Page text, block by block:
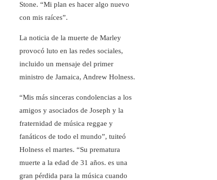
Stone. “Mi plan es hacer algo nuevo
con mis raíces”.
La noticia de la muerte de Marley
provocó luto en las redes sociales,
incluido un mensaje del primer
ministro de Jamaica, Andrew Holness.
“Mis más sinceras condolencias a los
amigos y asociados de Joseph y la
fraternidad de música reggae y
fanáticos de todo el mundo”, tuiteó
Holness el martes. “Su prematura
muerte a la edad de 31 años. es una
gran pérdida para la música cuando